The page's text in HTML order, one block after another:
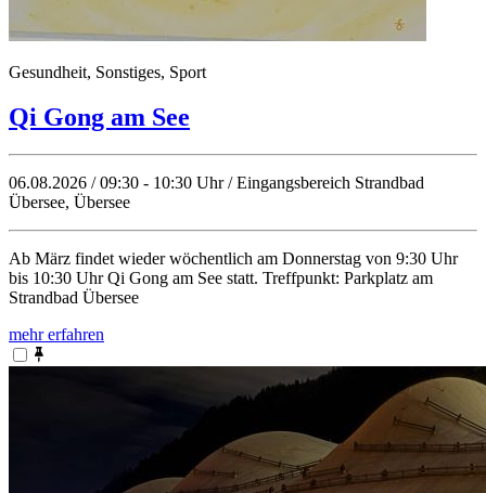
Gesundheit, Sonstiges, Sport
Qi Gong am See
06.08.2026 / 09:30 - 10:30 Uhr / Eingangsbereich Strandbad
Übersee, Übersee
Ab März findet wieder wöchentlich am Donnerstag von 9:30 Uhr
bis 10:30 Uhr Qi Gong am See statt. Treffpunkt: Parkplatz am
Strandbad Übersee
mehr erfahren